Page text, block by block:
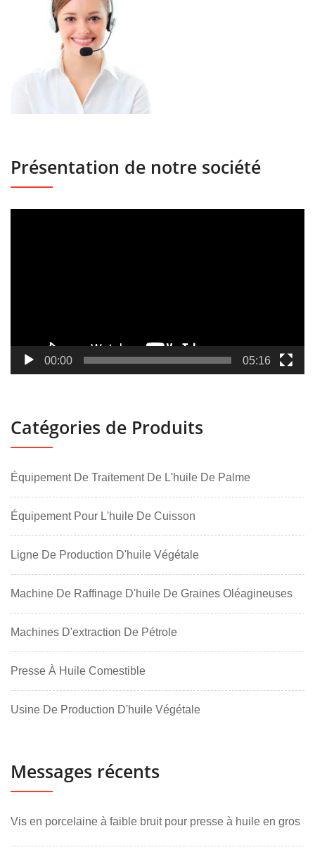
Présentation de notre société
00:00 05:16
Catégories de Produits
Équipement De Traitement De L'huile De Palme
Équipement Pour L'huile De Cuisson
Ligne De Production D'huile Végétale
Machine De Raffinage D'huile De Graines Oléagineuses
Machines D'extraction De Pétrole
Presse À Huile Comestible
Usine De Production D'huile Végétale
Messages récents
Vis en porcelaine à faible bruit pour presse à huile en gros